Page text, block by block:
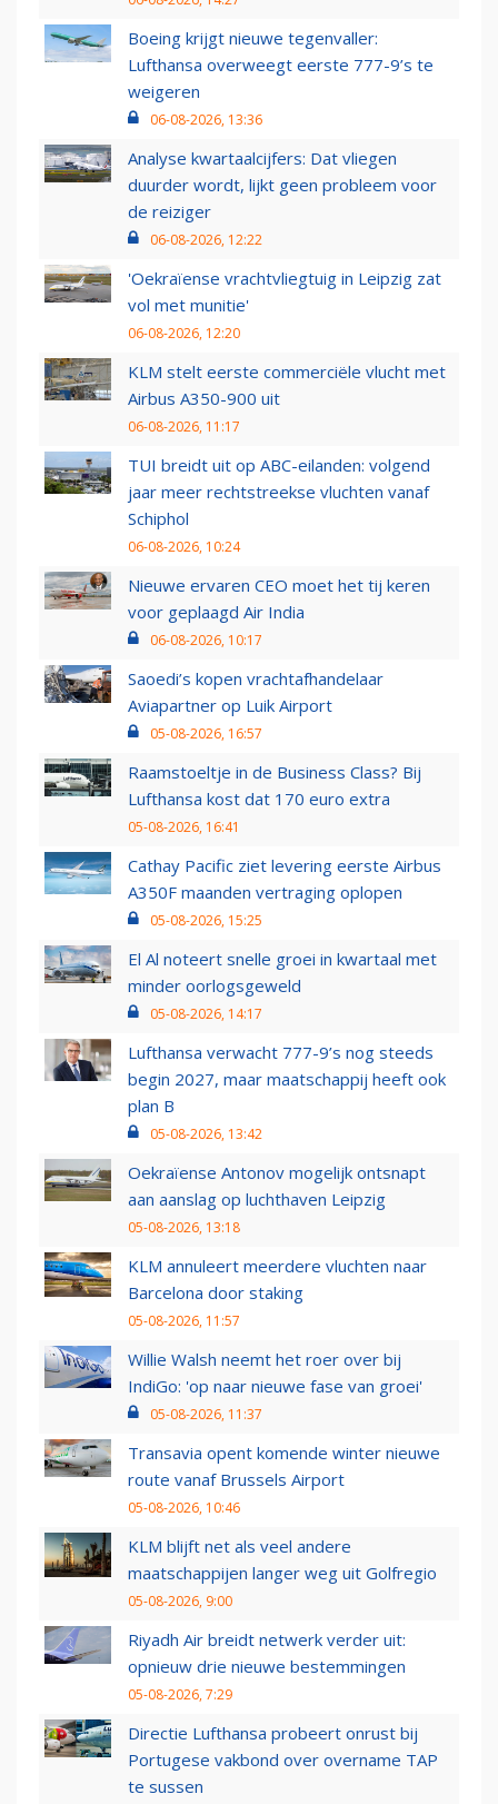
Boeing krijgt nieuwe tegenvaller:
Lufthansa overweegt eerste 777-9’s te
weigeren
06-08-2026, 13:36
Analyse kwartaalcijfers: Dat vliegen
duurder wordt, lijkt geen probleem voor
de reiziger
06-08-2026, 12:22
'Oekraïense vrachtvliegtuig in Leipzig zat
vol met munitie'
06-08-2026, 12:20
KLM stelt eerste commerciële vlucht met
Airbus A350-900 uit
06-08-2026, 11:17
TUI breidt uit op ABC-eilanden: volgend
jaar meer rechtstreekse vluchten vanaf
Schiphol
06-08-2026, 10:24
Nieuwe ervaren CEO moet het tij keren
voor geplaagd Air India
06-08-2026, 10:17
Saoedi’s kopen vrachtafhandelaar
Aviapartner op Luik Airport
05-08-2026, 16:57
Raamstoeltje in de Business Class? Bij
Lufthansa kost dat 170 euro extra
05-08-2026, 16:41
Cathay Pacific ziet levering eerste Airbus
A350F maanden vertraging oplopen
05-08-2026, 15:25
El Al noteert snelle groei in kwartaal met
minder oorlogsgeweld
05-08-2026, 14:17
Lufthansa verwacht 777-9’s nog steeds
begin 2027, maar maatschappij heeft ook
plan B
05-08-2026, 13:42
Oekraïense Antonov mogelijk ontsnapt
aan aanslag op luchthaven Leipzig
05-08-2026, 13:18
KLM annuleert meerdere vluchten naar
Barcelona door staking
05-08-2026, 11:57
Willie Walsh neemt het roer over bij
IndiGo: 'op naar nieuwe fase van groei'
05-08-2026, 11:37
Transavia opent komende winter nieuwe
route vanaf Brussels Airport
05-08-2026, 10:46
KLM blijft net als veel andere
maatschappijen langer weg uit Golfregio
05-08-2026, 9:00
Riyadh Air breidt netwerk verder uit:
opnieuw drie nieuwe bestemmingen
05-08-2026, 7:29
Directie Lufthansa probeert onrust bij
Portugese vakbond over overname TAP
te sussen